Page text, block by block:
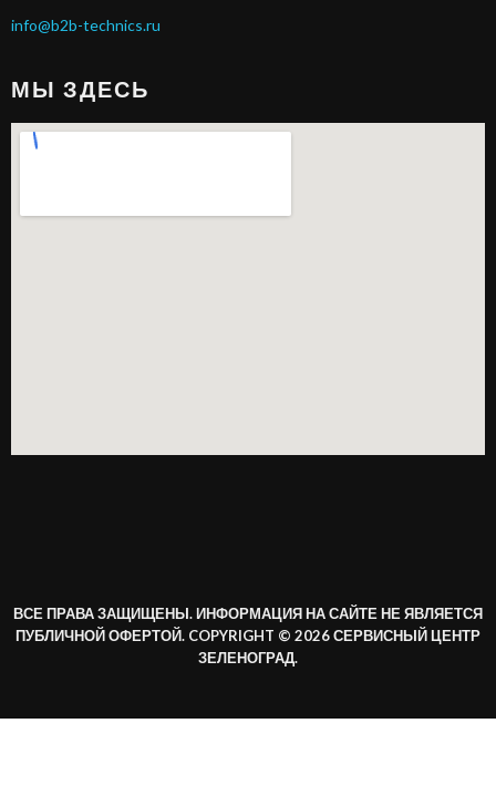
info@b2b-technics.ru
МЫ ЗДЕСЬ
ВСЕ ПРАВА ЗАЩИЩЕНЫ. ИНФОРМАЦИЯ НА САЙТЕ НЕ ЯВЛЯЕТСЯ
ПУБЛИЧНОЙ ОФЕРТОЙ. COPYRIGHT © 2026 СЕРВИСНЫЙ ЦЕНТР
ЗЕЛЕНОГРАД.